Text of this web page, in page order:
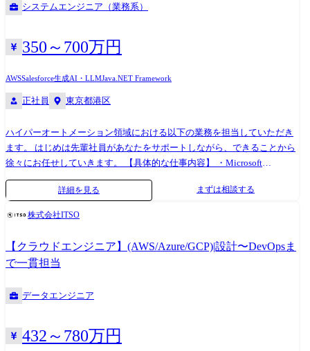
合わせた多様な働き方が実現できます 現在の実績として、出社もしくは
用するなどそれぞれの事情に配慮した上で多様な働き方をしている人が
多いです。 その他ポジションに関わる福利厚生の一例として以下が挙げ
ライリーオンライン ( https://note.com/jdsc/n/n8aced0fb1765 ) ・Claude、
補助 ・Google Cloud、AWS証明書の資格取得支援 ・社会人修士・社会人
博士支援制度
システムエンジニア（業務系）
350～700万円
AWSSalesforce生成AI・LLMJava .NET Framework
正社員 東京都港区
ハイパーオートメーション領域における以下の業務を担当していただき
ます。 はじめは先輩社員があなたをサポートしながら、できることから
徐々にお任せしていきます。 【具体的な仕事内容】 ・Microsoft
Dynamics 365(Finance、Supply Chain Management)の要件定義から運用保
守までの全工程支援 ・既存システムからのデータ移行および他システム
大手メガバンク・大手金融機関・大手通信キャリア ・大手商社 ・外資ア
パレルブランド ・外資系ホテルグループ ・半導体メーカー ・清涼飲料
水グループ ・マーケティング会社 ・エネルギー会社 ・製薬会社 など 東
大手企業を中心にお取引継続中です。 【開発環境・業務範囲】 ◆AI関
◆LCAP:UiPath、Power Automate、Automation Anywhere、AWS、AZURE
等 ◆プラットフォーム:Salesforce、Power Platform等 ◆その他:プロセスマ
詳細を見る まずは相談する
株式会社ITSO
【クラウドエンジニア】(AWS/Azure/GCP)|設計〜DevOpsま
で一貫担当
データエンジニア
432～780万円